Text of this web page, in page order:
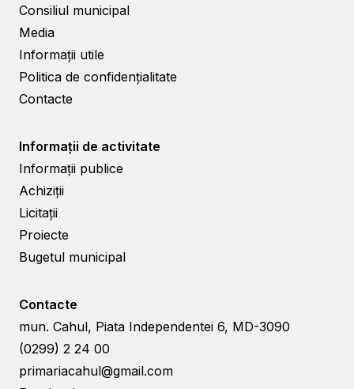
Consiliul municipal
Media
Informații utile
Politica de confidențialitate
Contacte
Informații de activitate
Informații publice
Achiziții
Licitații
Proiecte
Bugetul municipal
Contacte
mun. Cahul, Piata Independentei 6, MD-3090
(0299) 2 24 00
primariacahul@gmail.com